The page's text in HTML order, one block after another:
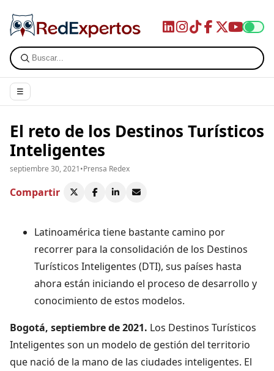
☰
El reto de los Destinos Turísticos
Inteligentes
septiembre 30, 2021•Prensa Redex
Compartir
Latinoamérica tiene bastante camino por
recorrer para la consolidación de los Destinos
Turísticos Inteligentes (DTI), sus países hasta
ahora están iniciando el proceso de desarrollo y
conocimiento de estos modelos.
Bogotá, septiembre de 2021. Los Destinos Turísticos
Inteligentes son un modelo de gestión del territorio
que nació de la mano de las ciudades inteligentes. El